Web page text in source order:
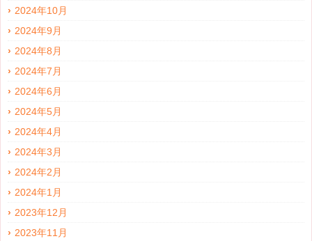
2024年10月
2024年9月
2024年8月
2024年7月
2024年6月
2024年5月
2024年4月
2024年3月
2024年2月
2024年1月
2023年12月
2023年11月